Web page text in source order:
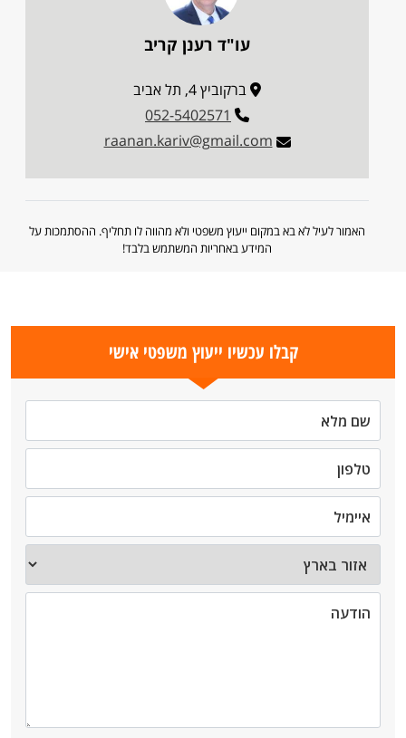
עו"ד רענן קריב
ברקוביץ 4, תל אביב
052-5402571
raanan.kariv@gmail.com
האמור לעיל לא בא במקום ייעוץ משפטי ולא מהווה לו תחליף. ההסתמכות על
המידע באחריות המשתמש בלבד!
קבלו עכשיו ייעוץ משפטי אישי